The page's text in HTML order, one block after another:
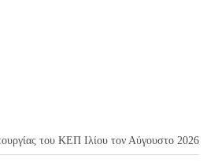
του ΚΕΠ Ιλίου τον Αύγουστο 2026